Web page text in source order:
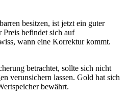
besitzen, ist jetzt ein guter
befindet sich auf
wann eine Korrektur kommt.
betrachtet, sollte sich nicht
verunsichern lassen. Gold hat sich
bewährt.